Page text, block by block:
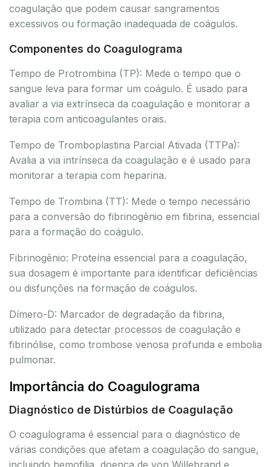
coagulação que podem causar sangramentos
excessivos ou formação inadequada de coágulos.
Componentes do Coagulograma
Tempo de Protrombina (TP): Mede o tempo que o
sangue leva para formar um coágulo. É usado para
avaliar a via extrínseca da coagulação e monitorar a
terapia com anticoagulantes orais.
Tempo de Tromboplastina Parcial Ativada (TTPa):
Avalia a via intrínseca da coagulação e é usado para
monitorar a terapia com heparina.
Tempo de Trombina (TT): Mede o tempo necessário
para a conversão do fibrinogênio em fibrina, essencial
para a formação do coágulo.
Fibrinogênio: Proteína essencial para a coagulação,
sua dosagem é importante para identificar deficiências
ou disfunções na formação de coágulos.
Dímero-D: Marcador de degradação da fibrina,
utilizado para detectar processos de coagulação e
fibrinólise, como trombose venosa profunda e embolia
pulmonar.
Importância do Coagulograma
Diagnóstico de Distúrbios de Coagulação
O coagulograma é essencial para o diagnóstico de
várias condições que afetam a coagulação do sangue,
incluindo hemofilia, doença de von Willebrand e